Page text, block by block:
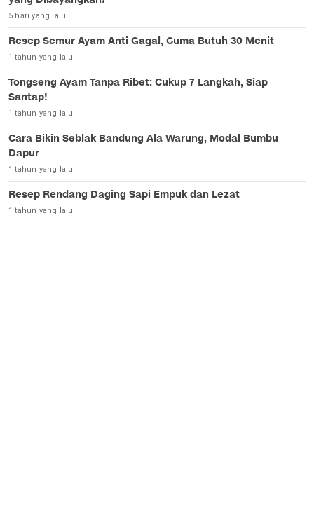
5 hari yang lalu
Resep Semur Ayam Anti Gagal, Cuma Butuh 30 Menit
1 tahun yang lalu
Tongseng Ayam Tanpa Ribet: Cukup 7 Langkah, Siap
Santap!
1 tahun yang lalu
Cara Bikin Seblak Bandung Ala Warung, Modal Bumbu
Dapur
1 tahun yang lalu
Resep Rendang Daging Sapi Empuk dan Lezat
1 tahun yang lalu